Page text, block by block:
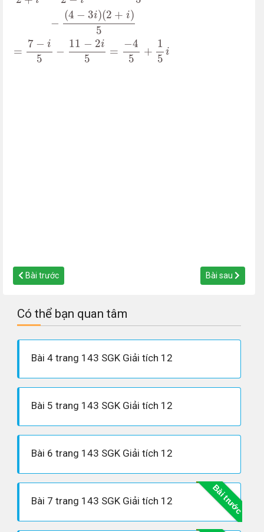
−
(4 − 3i)(2 + i)
5
=
7 − i
5
−
11 − 2i
5
=
−4
5
+
1
5
i
Bài trước Bài sau
Có thể bạn quan tâm
Bài 4 trang 143 SGK Giải tích 12
Bài 5 trang 143 SGK Giải tích 12
Bài 6 trang 143 SGK Giải tích 12
Bài trước
Bài 7 trang 143 SGK Giải tích 12